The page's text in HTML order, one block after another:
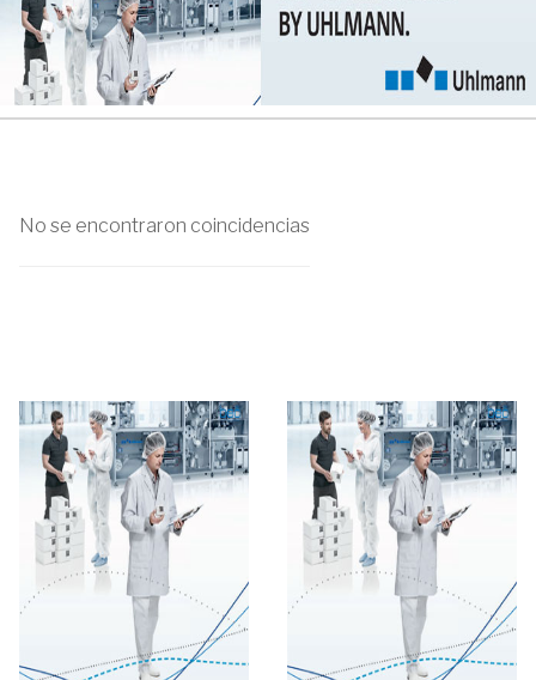
No se encontraron coincidencias